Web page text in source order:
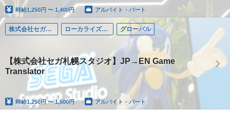
時給1,250円 〜 1,400円 アルバイト・パート
株式会社セガ札幌スタジオ ローカライズ・ブリッジ グローバル
【株式会社セガ札幌スタジオ】JP→EN Game
Translator
時給1,250円 〜 1,500円 アルバイト・パート